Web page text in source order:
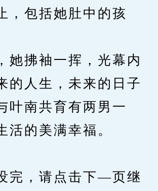
，包括她肚中的孩
拂袖一挥，光幕内
的人生，未来的日子
叶南共育有两男一
活的美满幸福。
，请点击下—页继